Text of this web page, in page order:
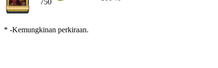
750
* -Kemungkinan perkiraan.